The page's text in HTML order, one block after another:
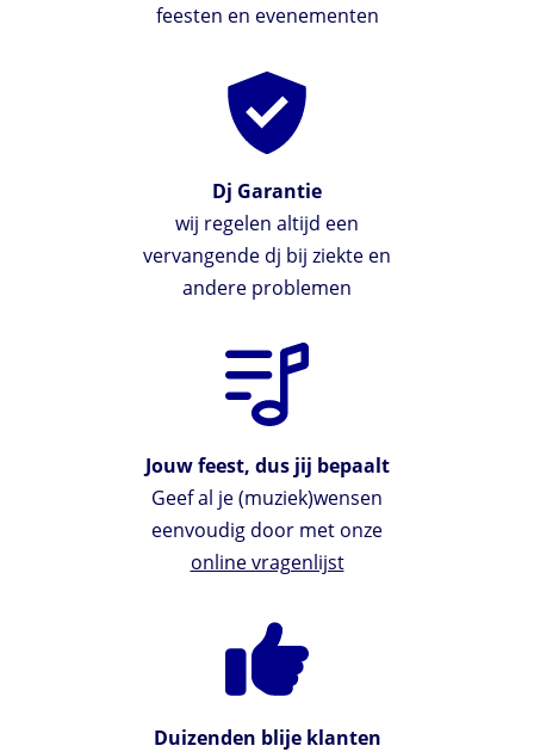
feesten en evenementen
Dj Garantie
wij regelen altijd een
vervangende dj bij ziekte en
andere problemen
Jouw feest, dus jij bepaalt
Geef al je (muziek)wensen
eenvoudig door met onze
online vragenlijst
Duizenden blije klanten